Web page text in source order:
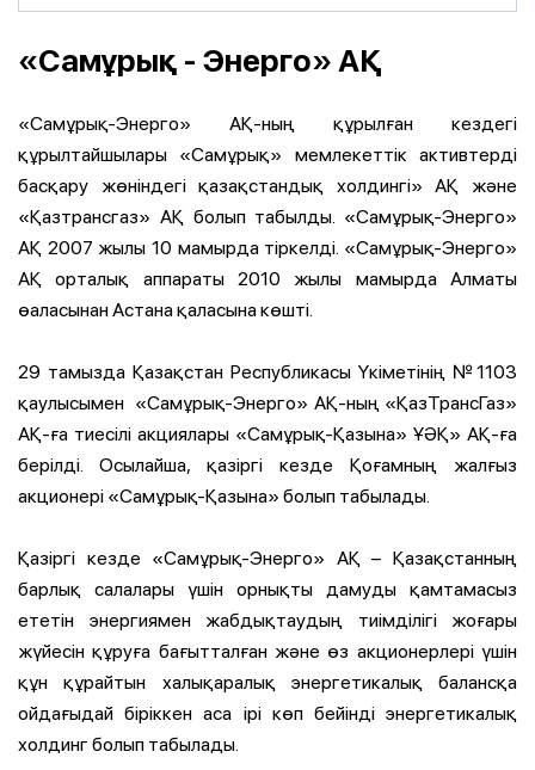
«Самұрық - Энерго» АҚ
«Самұрық-Энерго» АҚ-ның құрылған кездегі
құрылтайшылары «Самұрық» мемлекеттік активтерді
басқару жөніндегі қазақстандық холдингі» АҚ және
«Қазтрансгаз» АҚ болып табылды. «Самұрық-Энерго»
АҚ 2007 жылы 10 мамырда тіркелді. «Самұрық-Энерго»
АҚ орталық аппараты 2010 жылы мамырда Алматы
өаласынан Астана қаласына көшті.
29 тамызда Қазақстан Республикасы Үкіметінің №1103
қаулысымен «Самұрық-Энерго» АҚ-ның «ҚазТрансГаз»
АҚ-ға тиесілі акциялары «Самұрық-Қазына» ҰӘҚ» АҚ-ға
берілді. Осылайша, қазіргі кезде Қоғамның жалғыз
акционері «Самұрық-Қазына» болып табылады.
Қазіргі кезде «Самұрық-Энерго» АҚ – Қазақстанның
барлық салалары үшін орнықты дамуды қамтамасыз
ететін энергиямен жабдықтаудың тиімділігі жоғары
жүйесін құруға бағытталған және өз акционерлері үшін
құн құрайтын халықаралық энергетикалық балансқа
ойдағыдай біріккен аса ірі көп бейінді энергетикалық
холдинг болып табылады.